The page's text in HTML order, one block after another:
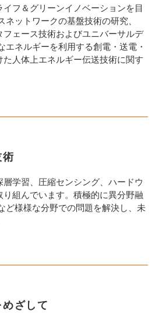
フ＆グリーンイノベーションを目
ットワークの基盤技術の研究、
ェース技術およびユニバーサルデ
ネルギーを利用する創電・送電・
人体上エネルギー伝送技術に関す
学習、圧縮センシング、ハードウ
組んでいます。積極的に異分野融
様様な分野での問題を解決し、未
ざして